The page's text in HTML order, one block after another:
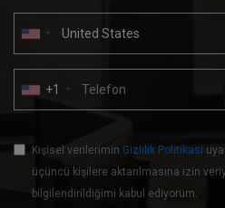
+1
Kişisel verilerimin Gizlilik Politikası
üçüncü kişilere aktarılmasına izin
bilgilendirildiğimi kabul ediyorum.